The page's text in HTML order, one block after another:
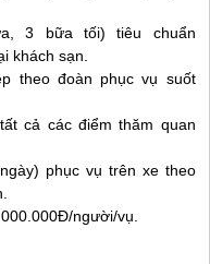
3 bữa tối) tiêu chuẩn
khách sạn.
theo đoàn phục vụ suốt
cả các điểm thăm quan
phục vụ trên xe theo
người/vụ.